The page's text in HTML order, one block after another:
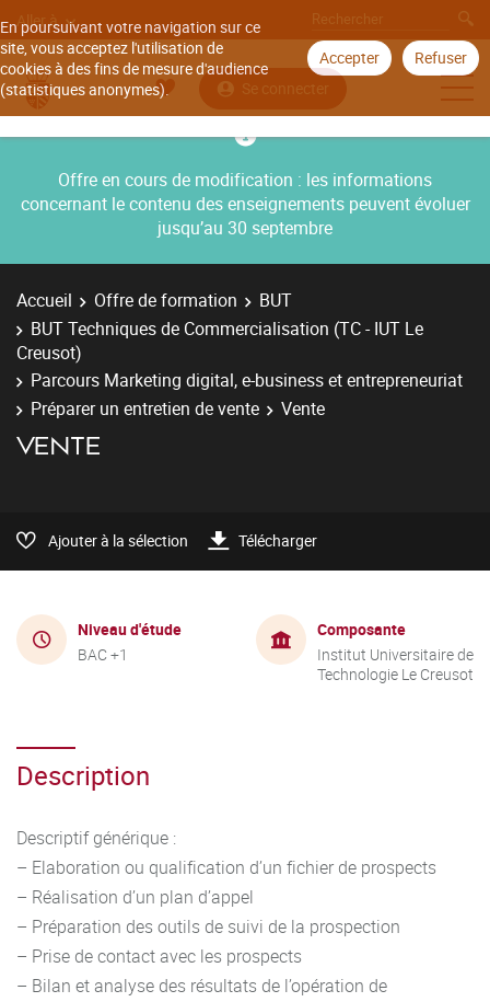
En poursuivant votre navigation sur ce
site, vous acceptez l'utilisation de
cookies à des fins de mesure d'audience
(statistiques anonymes).
Accepter Refuser
Aller à
Se connecter
Offre en cours de modification : les informations
concernant le contenu des enseignements peuvent évoluer
jusqu’au 30 septembre
Accueil Offre de formation
BUT
BUT Techniques de Commercialisation (TC - IUT Le
Creusot)
Parcours Marketing digital, e-business et entrepreneuriat
Préparer un entretien de vente
Vente
VENTE
Ajouter à la sélection Télécharger
Niveau d'étude
BAC +1
Composante
Institut Universitaire de
Technologie Le Creusot
Description
Descriptif générique :
– Elaboration ou qualification d’un fichier de prospects
– Réalisation d’un plan d’appel
– Préparation des outils de suivi de la prospection
– Prise de contact avec les prospects
– Bilan et analyse des résultats de l’opération de